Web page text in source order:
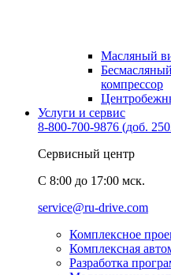
Масляный
компрессор
Услуги и сервис
8-800-700-9876 (доб.
Сервисный центр
C 8:00 до 17:00 мск.
service@ru-drive.com
Комплексное
Комплексная
Разработка